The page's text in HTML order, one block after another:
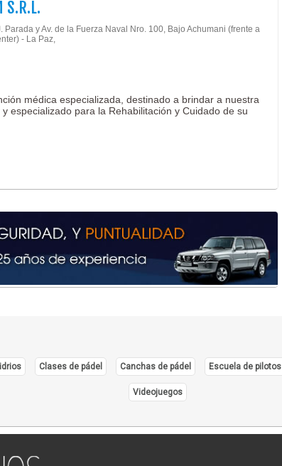
S.R.L.
Parada y Av. de la Fuerza Naval Nro. 100, Bajo Achumani (frente a
- La Paz,
médica especializada, destinado a brindar a nuestra
especializado para la Rehabilitación y Cuidado de su
Clases de pádel Canchas de pádel Escuela de pilotos
Videojuegos